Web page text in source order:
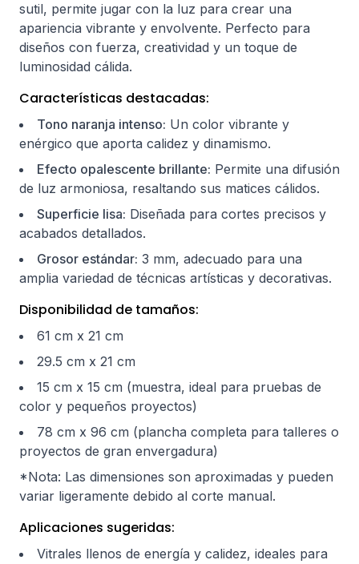
sutil, permite jugar con la luz para crear una
apariencia vibrante y envolvente. Perfecto para
diseños con fuerza, creatividad y un toque de
luminosidad cálida.
Características destacadas:
Tono naranja intenso: Un color vibrante y
enérgico que aporta calidez y dinamismo.
Efecto opalescente brillante: Permite una difusión
de luz armoniosa, resaltando sus matices cálidos.
Superficie lisa: Diseñada para cortes precisos y
acabados detallados.
Grosor estándar: 3 mm, adecuado para una
amplia variedad de técnicas artísticas y decorativas.
Disponibilidad de tamaños:
61 cm x 21 cm
29.5 cm x 21 cm
15 cm x 15 cm (muestra, ideal para pruebas de
color y pequeños proyectos)
78 cm x 96 cm (plancha completa para talleres o
proyectos de gran envergadura)
*Nota: Las dimensiones son aproximadas y pueden
variar ligeramente debido al corte manual.
Aplicaciones sugeridas:
Vitrales llenos de energía y calidez, ideales para